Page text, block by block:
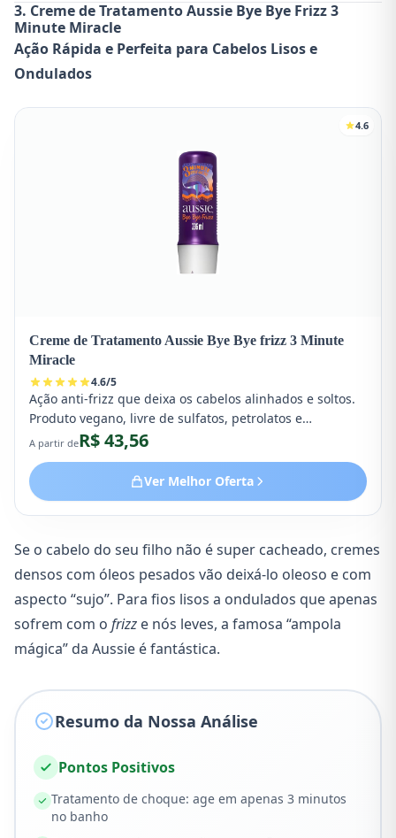
3. Creme de Tratamento Aussie Bye Bye Frizz 3
Minute Miracle
Ação Rápida e Perfeita para Cabelos Lisos e
Ondulados
4.6
Creme de Tratamento Aussie Bye Bye frizz 3 Minute
Miracle
4.6/5
Ação anti-frizz que deixa os cabelos alinhados e soltos.
Produto vegano, livre de sulfatos, petrolatos e
parabenos.
A partir deR$ 43,56
Ver Melhor Oferta
Se o cabelo do seu filho não é super cacheado, cremes
densos com óleos pesados vão deixá-lo oleoso e com
aspecto “sujo”. Para fios lisos a ondulados que apenas
sofrem com o frizz e nós leves, a famosa “ampola
mágica” da Aussie é fantástica.
Resumo da Nossa Análise
Pontos Positivos
Tratamento de choque: age em apenas 3 minutos
no banho